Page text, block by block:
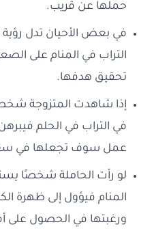
حملها عن قريب.
في بعض الأحيان تدل
التراب في المنام على
تحقيق هدفها.
إذا شاهدت المتزوجة
في التراب في الحلم
عمل سوف تجعلها في
لو رأت الحاملة شخصًا
المنام فيؤول إلى ظهرة
ورغبتها في الحصول على